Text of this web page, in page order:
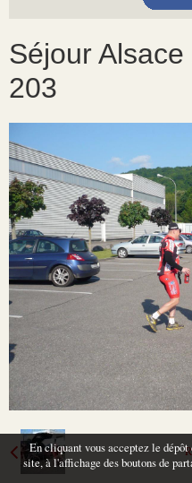
Séjour
203
En cliquant vous acceptez le
site, à l'affichage des boutons de